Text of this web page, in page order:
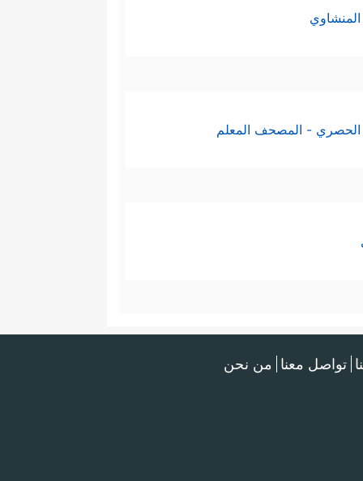
الحصري - المصحف المعلم
تواصل معنا من نحن